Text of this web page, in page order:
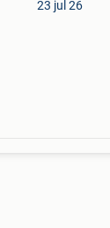
23 jul 26